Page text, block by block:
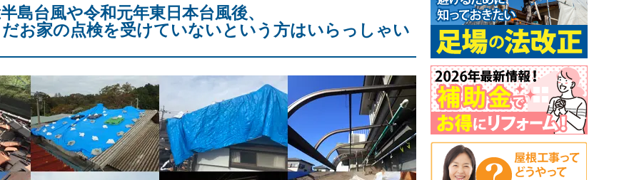
島台風や令和元年東日本台風後、
お家の点検を受けていないという方はいらっしゃい